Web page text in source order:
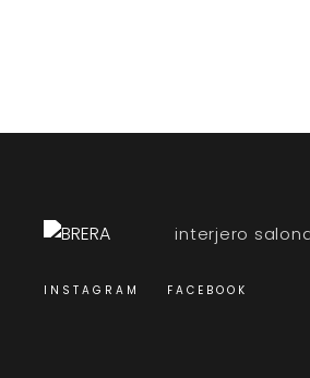
interjero
INSTAGRAM FACEBOOK